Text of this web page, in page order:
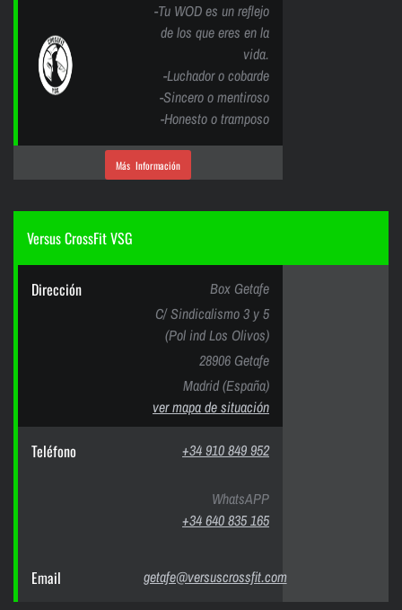
-Tu WOD es un reflejo
de los que eres en la
vida.
-Luchador o cobarde
-Sincero o mentiroso
-Honesto o tramposo
Más Información
Versus CrossFit VSG
Dirección
Box Getafe
C/ Sindicalismo 3 y 5
(Pol ind Los Olivos)
28906 Getafe
Madrid (España)
ver mapa de situación
Teléfono +34 910 849 952
WhatsAPP
+34 640 835 165
Email getafe@versuscrossfit.com